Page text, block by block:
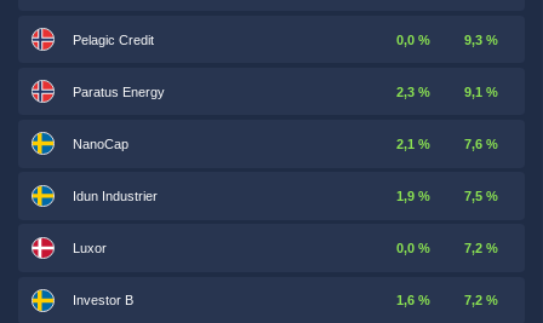
Pelagic Credit 0,0 % 9,3 %
Paratus Energy 2,3 % 9,1 %
NanoCap 2,1 % 7,6 %
Idun Industrier 1,9 % 7,5 %
Luxor 0,0 % 7,2 %
Investor B 1,6 % 7,2 %